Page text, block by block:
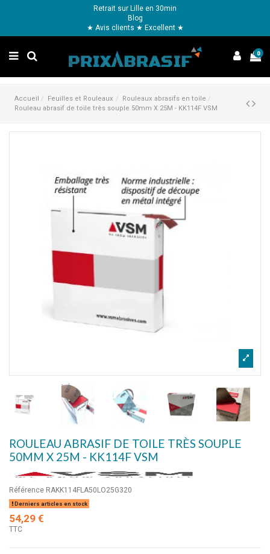
Retrait sur Lille en 30min
Blog
★ Avis clients ★ Excellent ★
0
Accueil Feuilles et Rouleaux
Rouleaux abrasifs en toile
Rouleau abrasif de toile très souple 50mm X 25M - KK114F VSM
ROULEAU ABRASIF DE TOILE TRÈS SOUPLE
50MM X 25M - KK114F VSM
Référence RAKK114FLA50LO25G320
Derniers articles en stock
54,29 €
TTC